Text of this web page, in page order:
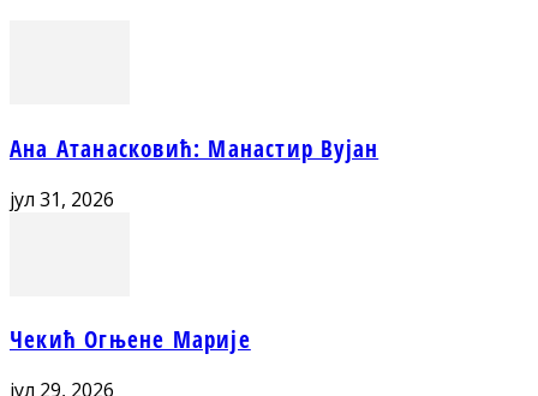
Ана Атанасковић: Манастир Вујан
јул 31, 2026
Чекић Огњене Марије
јул 29, 2026